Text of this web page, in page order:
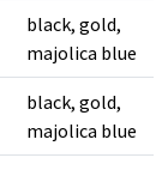
black, gold,
majolica blue
black, gold,
majolica blue